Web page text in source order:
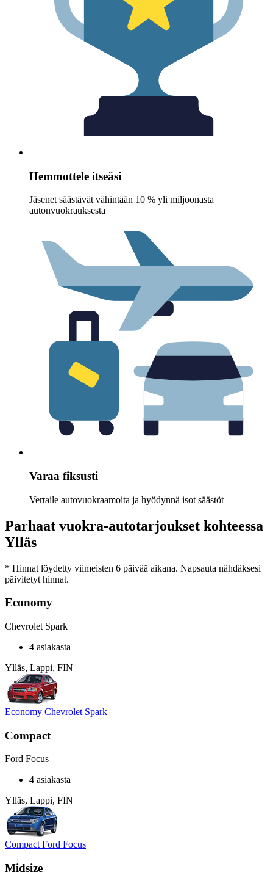
Hemmottele itseäsi
Jäsenet säästävät vähintään 10 % yli miljoonasta
autonvuokrauksesta
Varaa fiksusti
Vertaile autovuokraamoita ja hyödynnä isot säästöt
Parhaat vuokra-autotarjoukset kohteessa
Ylläs
* Hinnat löydetty viimeisten 6 päivää aikana. Napsauta nähdäksesi
päivitetyt hinnat.
Economy
Chevrolet Spark
4 asiakasta
Ylläs, Lappi, FIN
Economy Chevrolet Spark
Compact
Ford Focus
4 asiakasta
Ylläs, Lappi, FIN
Compact Ford Focus
Midsize